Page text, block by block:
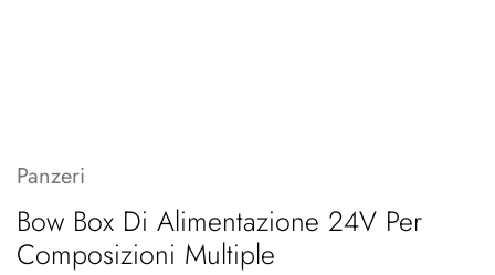
Panzeri
Bow Box Di Alimentazione 24V Per
Composizioni Multiple